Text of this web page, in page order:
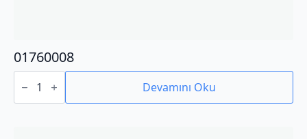
01760008
01760008
adet Devamını Oku